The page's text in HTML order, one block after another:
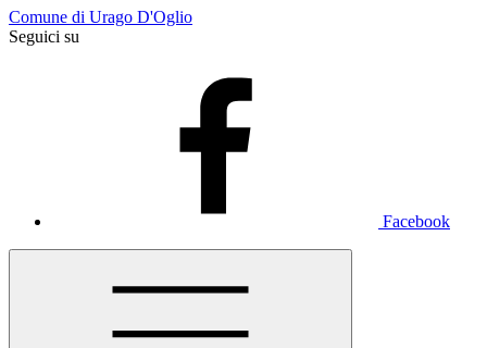
Comune di Urago D'Oglio
Seguici su
Facebook